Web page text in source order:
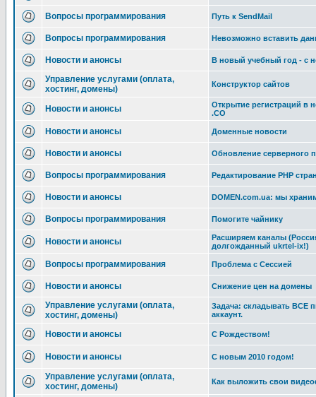
Вопросы программирования Путь к SendMail
Вопросы программирования Невозможно вставить
Новости и анонсы В новый учебный год - с
Управление услугами (оплата,
хостинг, домены)
Конструктор сайтов
Новости и анонсы
Открытие регистраций в
.CO
Новости и анонсы Доменные новости
Новости и анонсы Обновление серверного
Вопросы программирования Редактирование РНР
Новости и анонсы DOMEN.com.ua: мы
Вопросы программирования Помогите чайнику
Новости и анонсы
Расширяем каналы
долгожданный ukrtel-ix!)
Вопросы программирования Проблема с Сессией
Новости и анонсы Снижение цен на домены
Управление услугами (оплата,
хостинг, домены)
Задача: складывать ВСЕ
аккаунт.
Новости и анонсы С Рождеством!
Новости и анонсы С новым 2010 годом!
Управление услугами (оплата,
хостинг, домены)
Как выложить свои